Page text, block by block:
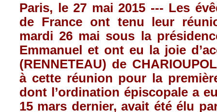
Paris, le 27 mai 2015 --- Les
de France ont tenu leur
mardi 26 mai sous la
Emmanuel et ont eu la joie
(RENNETEAU) de
à cette réunion pour la
dont l’ordination épiscopalea
15 mars dernier,avait été élu